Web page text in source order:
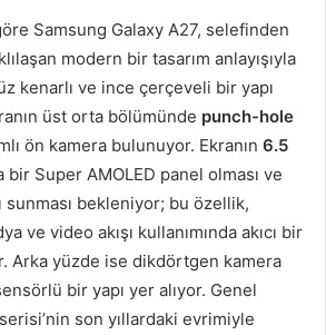
Samsung Galaxy A27, selefinden
modern bir tasarım anlayışıyla
kenarlı ve ince çerçeveli bir yapı
üst orta bölümünde punch-hole
ön kamera bulunuyor. Ekranın 6.5
bir Super AMOLED panel olması ve
sunması bekleniyor; bu özellik,
ve video akışı kullanımında akıcı bir
Arka yüzde ise dikdörtgen kamera
bir yapı yer alıyor. Genel
son yıllardaki evrimiyle